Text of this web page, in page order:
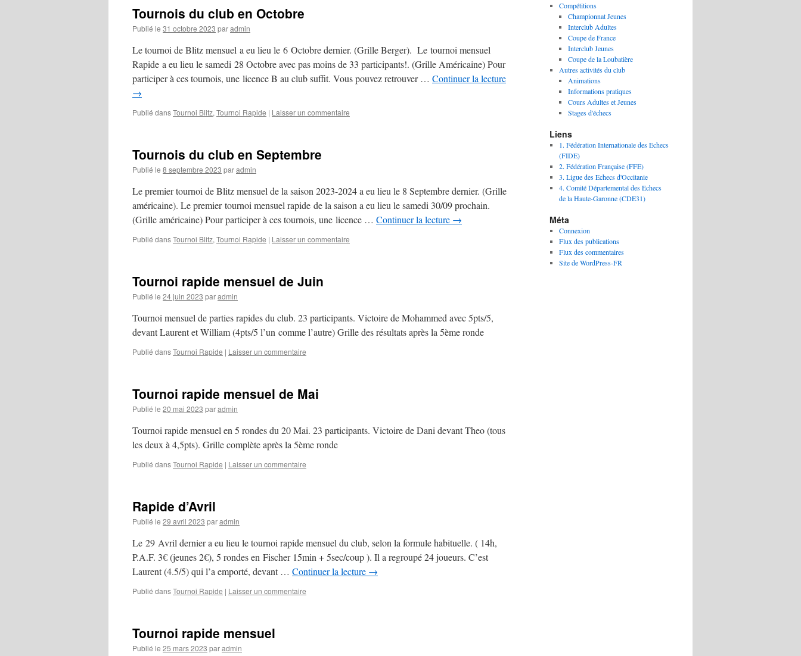
Tournois du club en Octobre
Publié le 31 octobre 2023 paradmin
Le tournoi de Blitz mensuel a eu lieu le 6 Octobre dernier. (Grille Berger). Le tournoi mensuel
Rapide a eu lieu le samedi 28 Octobre avec pas moins de 33 participants!. (Grille Américaine) Pour
participer à ces tournois, une licence B au club suffit. Vous pouvez retrouver … Continuer la lecture
→
Publié dansTournoi Blitz, Tournoi Rapide | Laisser un commentaire
Tournois du club en Septembre
Publié le 8 septembre 2023 paradmin
Le premier tournoi de Blitz mensuel de la saison 2023-2024 a eu lieu le 8 Septembre dernier. (Grille
américaine). Le premier tournoi mensuel rapide de la saison a eu lieu le samedi 30/09 prochain.
(Grille américaine) Pour participer à ces tournois, une licence … Continuer la lecture →
Publié dansTournoi Blitz, Tournoi Rapide | Laisser un commentaire
Tournoi rapide mensuel de Juin
Publié le 24 juin 2023 paradmin
Tournoi mensuel de parties rapides du club. 23 participants. Victoire de Mohammed avec 5pts/5,
devant Laurent et William (4pts/5 l’un comme l’autre) Grille des résultats après la 5ème ronde
Publié dansTournoi Rapide | Laisser un commentaire
Tournoi rapide mensuel de Mai
Publié le 20 mai 2023 paradmin
Tournoi rapide mensuel en 5 rondes du 20 Mai. 23 participants. Victoire de Dani devant Theo (tous
les deux à 4,5pts). Grille complète après la 5ème ronde
Publié dansTournoi Rapide | Laisser un commentaire
Rapide d’Avril
Publié le 29 avril 2023 paradmin
Le 29 Avril dernier a eu lieu le tournoi rapide mensuel du club, selon la formule habituelle. ( 14h,
P.A.F. 3€ (jeunes 2€), 5 rondes en Fischer 15min + 5sec/coup ). Il a regroupé 24 joueurs. C’est
Laurent (4.5/5) qui l’a emporté, devant … Continuer la lecture →
Publié dansTournoi Rapide | Laisser un commentaire
Tournoi rapide mensuel
Publié le 25 mars 2023 paradmin
Compétitions
Championnat Jeunes
Interclub Adultes
Coupe de France
Interclub Jeunes
Coupe de la Loubatière
Autres activités du club
Animations
Informations pratiques
Cours Adultes et Jeunes
Stages d'échecs
Liens
1. Fédération Internationale des Echecs
(FIDE)
2. Fédération Française (FFE)
3. Ligue des Echecs d'Occitanie
4. Comité Départemental des Echecs
de la Haute-Garonne (CDE31)
Méta
Connexion
Flux des publications
Flux des commentaires
Site de WordPress-FR